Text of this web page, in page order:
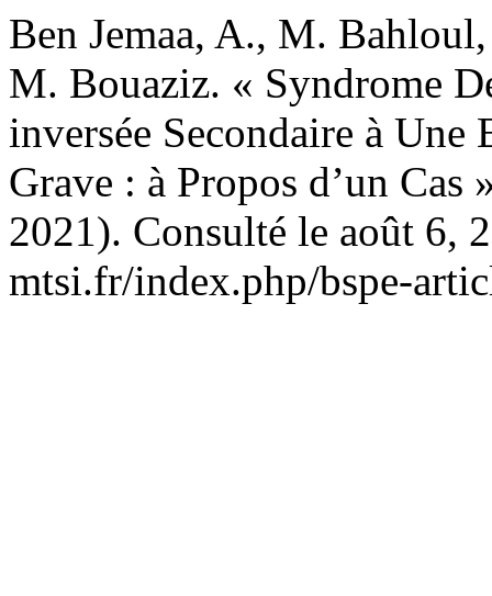
Ben Jemaa, A., M.
M. Bouaziz. « Syndrome
inversée Secondaire à
Grave : à Propos d’un Cas
2021). Consulté le août 6,
mtsi.fr/index.php/bspe-